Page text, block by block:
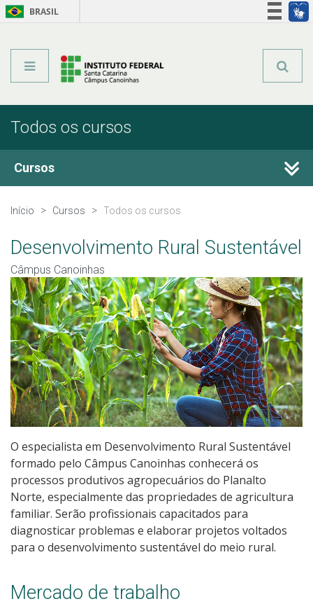
BRASIL
Todos os cursos
Cursos
Técnicos Integrados
Técnicos Concomitantes
Qualificação Profissional e Idiomas
Educação de Jovens e Adultos
Graduação
Especialização
Educação a Distância
Todos os cursos
Processo de Inscrição
Início Cursos Todos os cursos
Desenvolvimento Rural Sustentável
Câmpus Canoinhas
O especialista em Desenvolvimento Rural Sustentável
formado pelo Câmpus Canoinhas conhecerá os
processos produtivos agropecuários do Planalto
Norte, especialmente das propriedades de agricultura
familiar. Serão profissionais capacitados para
diagnosticar problemas e elaborar projetos voltados
para o desenvolvimento sustentável do meio rural.
Mercado de trabalho